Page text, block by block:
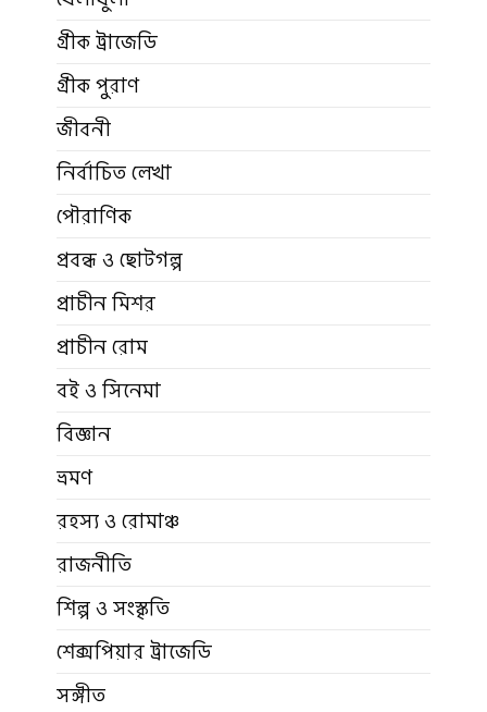
গ্রীক ট্রাজেডি
গ্রীক পুরাণ
জীবনী
নির্বাচিত লেখা
পৌরাণিক
প্রবন্ধ ও ছোটগল্প
প্রাচীন মিশর
প্রাচীন রোম
বই ও সিনেমা
বিজ্ঞান
ভ্রমণ
রহস্য ও রোমাঞ্চ
রাজনীতি
শিল্প ও সংস্কৃতি
শেক্সপিয়ার ট্রাজেডি
সঙ্গীত